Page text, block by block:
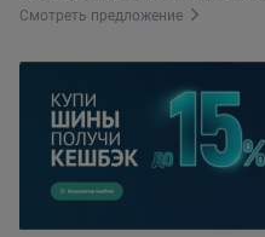
Смотреть предложение